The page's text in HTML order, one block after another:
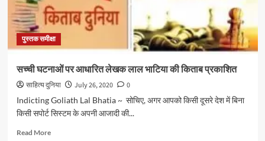
पुस्तक समीक्षा
सच्ची घटनाओं पर आधारित लेखक लाल भाटिया की किताब प्रकाशित
साहित्य दुनिया July 26, 2020
0
Indicting Goliath Lal Bhatia ~ सोचिए, अगर आपको किसी दूसरे देश में बिना
किसी सपोर्ट सिस्टम के अपनी आजादी की...
Read MoreRead